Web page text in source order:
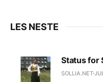
LES NESTE
Status for
SOLLIA.NET